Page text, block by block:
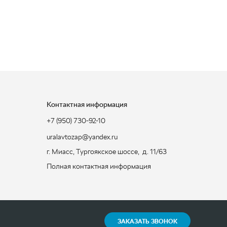
Разработка -ALGUS